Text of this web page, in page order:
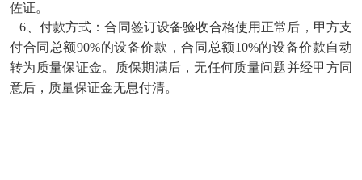
佐证。
6、付款方式：合同签订设备验收合格使用正常后，甲方支
付合同总额90%的设备价款，合同总额10%的设备价款自动
转为质量保证金。质保期满后，无任何质量问题并经甲方同
意后，质量保证金无息付清。